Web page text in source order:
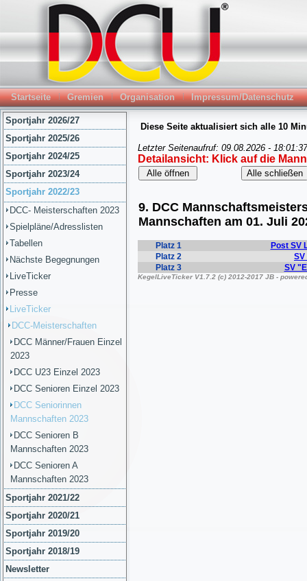
Startseite Gremien Organisation Impressum/Datenschutz
Sportjahr 2026/27
Sportjahr 2025/26
Sportjahr 2024/25
Sportjahr 2023/24
Sportjahr 2022/23
DCC- Meisterschaften 2023
Spielpläne/Adresslisten
Tabellen
Nächste Begegnungen
LiveTicker
Presse
LiveTicker
DCC-Meisterschaften
DCC Männer/Frauen Einzel
2023
DCC U23 Einzel 2023
DCC Senioren Einzel 2023
DCC Seniorinnen
Mannschaften 2023
DCC Senioren B
Mannschaften 2023
DCC Senioren A
Mannschaften 2023
Sportjahr 2021/22
Sportjahr 2020/21
Sportjahr 2019/20
Sportjahr 2018/19
Newsletter